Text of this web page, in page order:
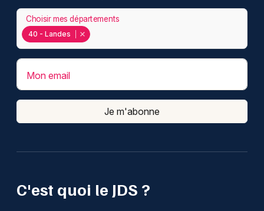
C'est quoi le JDS ?
40 - Landes
Choisir mes départements
Mon email
Je m'abonne